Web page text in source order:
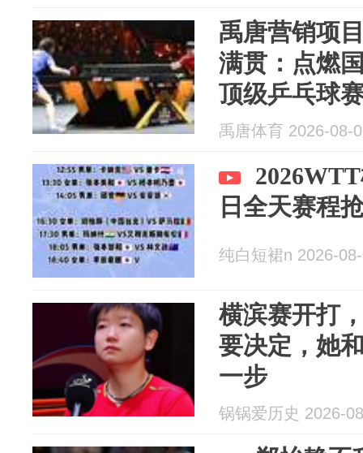
禹唐营销项
满贯：点燃
顶级乒乓球
禹唐体育 2026-08-
日全天赛程
纯白短裙n 2026-
横滨赛开打
要决定，她
一步
锅锅爱历史 2026-